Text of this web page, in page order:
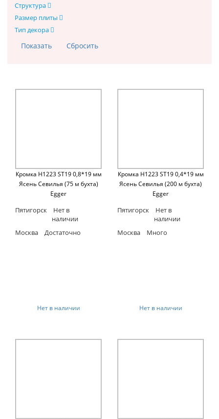
Структура
Размер плиты
Тип декора
Кромка H1223 ST19 0,8*19 мм
Ясень Севилья (75 м бухта)
Egger
Пятигорск
Нет в
наличии
Москва
Достаточно
Нет в наличии
Кромка H1223 ST19 0,4*19 мм
Ясень Севилья (200 м бухта)
Egger
Пятигорск
Нет в
наличии
Москва
Много
Нет в наличии